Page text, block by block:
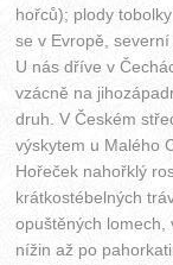
hořců); plody
se v Evropě, severní
U nás dříve v
vzácně na
druh. V Českém
výskytem u Malého
Hořeček nahořklý
krátkostébelných
opuštěných lomech,
nížin až po